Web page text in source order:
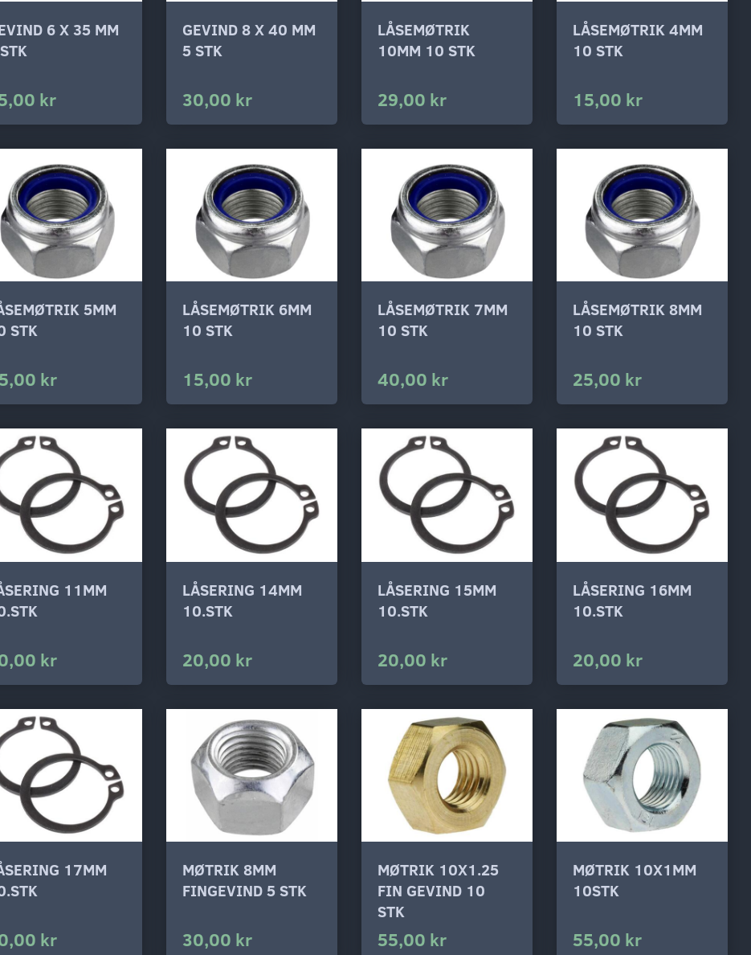
6 X 35 MM
kr
GEVIND 8 X 40 MM
5 STK
30,00 kr
LÅSEMØTRIK
10MM 10 STK
29,00 kr
LÅSEMØTRIK 4MM
10 STK
15,00 kr
5MM
STK
kr
LÅSEMØTRIK 6MM
10 STK
15,00 kr
LÅSEMØTRIK 7MM
10 STK
40,00 kr
LÅSEMØTRIK 8MM
10 STK
25,00 kr
11MM
kr
LÅSERING 14MM
10.STK
20,00 kr
LÅSERING 15MM
10.STK
20,00 kr
LÅSERING 16MM
10.STK
20,00 kr
17MM
kr
MØTRIK 8MM
FINGEVIND 5 STK
30,00 kr
MØTRIK 10X1.25
FIN GEVIND 10
STK
55,00 kr
MØTRIK 10X1MM
10STK
55,00 kr